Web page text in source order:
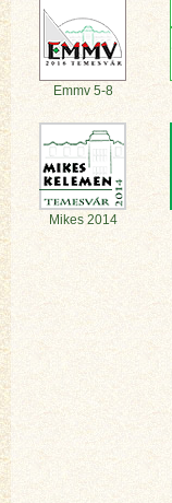
Emmv 5-8
Mikes 2014